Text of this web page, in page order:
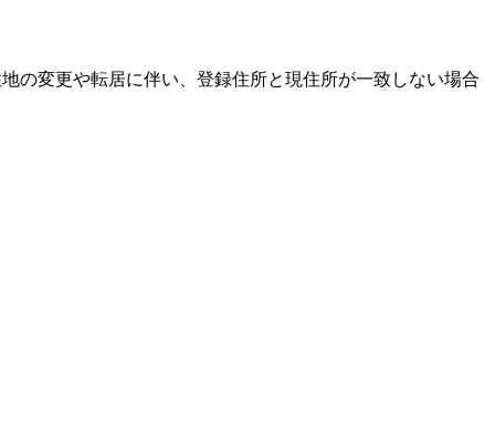
の変更や転居に伴い、登録住所と現住所が一致しない場合